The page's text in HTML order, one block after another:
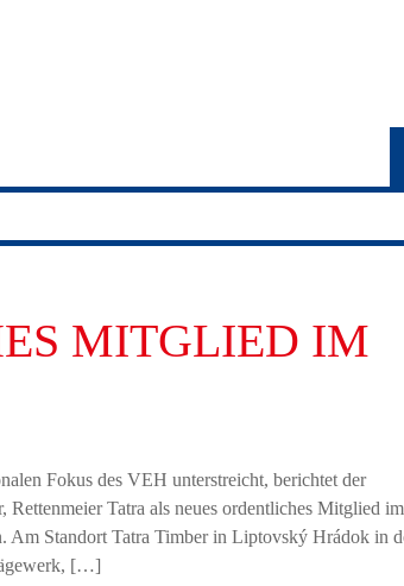
MITGLIED IM
Fokus des VEH unterstreicht, berichtet der
Tatra als neues ordentliches Mitglied im
Am Standort Tatra Timber in Liptovský Hrádok in
[…]